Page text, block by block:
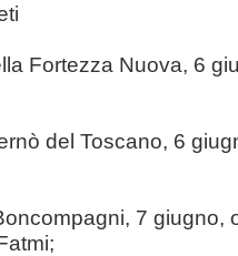
Fortezza Nuova, 6
del Toscano, 6
7 giugno,